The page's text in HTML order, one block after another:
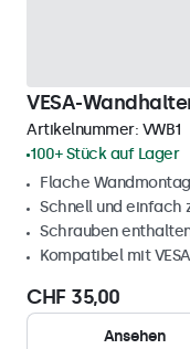
VESA-
Artikelnummer: VWB1
100+ Stück auf Lager
Flache
Schnell und einfach
Schrauben
Kompatibel mit
CHF 35,00
Ansehen